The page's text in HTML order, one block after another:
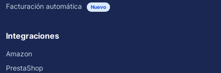
Facturación automática
Nuevo
Integraciones
Amazon
PrestaShop